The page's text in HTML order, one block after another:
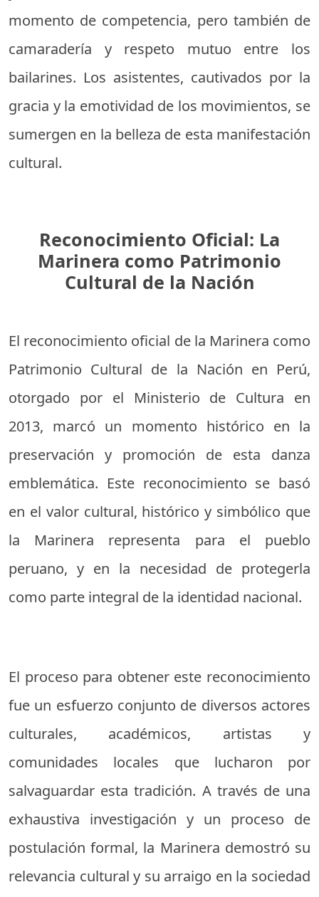
momento de competencia, pero también de
camaradería y respeto mutuo entre los
bailarines. Los asistentes, cautivados por la
gracia y la emotividad de los movimientos, se
sumergen en la belleza de esta manifestación
cultural.
Reconocimiento Oficial: La
Marinera como Patrimonio
Cultural de la Nación
El reconocimiento oficial de la Marinera como
Patrimonio Cultural de la Nación en Perú,
otorgado por el Ministerio de Cultura en
2013, marcó un momento histórico en la
preservación y promoción de esta danza
emblemática. Este reconocimiento se basó
en el valor cultural, histórico y simbólico que
la Marinera representa para el pueblo
peruano, y en la necesidad de protegerla
como parte integral de la identidad nacional.
El proceso para obtener este reconocimiento
fue un esfuerzo conjunto de diversos actores
culturales, académicos, artistas y
comunidades locales que lucharon por
salvaguardar esta tradición. A través de una
exhaustiva investigación y un proceso de
postulación formal, la Marinera demostró su
relevancia cultural y su arraigo en la sociedad